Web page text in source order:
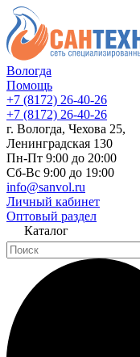
Вологда
Помощь
+7 (8172) 26-40-26
+7 (8172) 26-40-26
г. Вологда, Чехова 25,
Ленинградская 130
Пн-Пт 9:00 до 20:00
Сб-Вс 9:00 до 19:00
info@sanvol.ru
Личный кабинет
Оптовый раздел
Каталог